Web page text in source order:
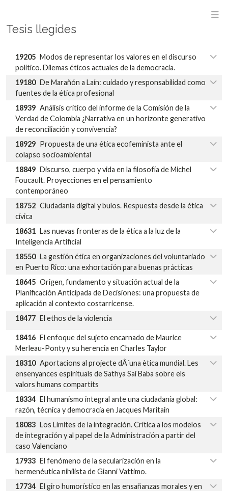
Tesis llegides
19205 Modos de representar los valores en el discurso
político. Dilemas éticos actuales de la democracia.
19180 De Marañón a Laín: cuidado y responsabilidad como
fuentes de la ética profesional
18939 Análisis crítico del informe de la Comisión de la
Verdad de Colombia ¿Narrativa en un horizonte generativo
de reconciliación y convivencia?
18929 Propuesta de una ética ecofeminista ante el
colapso socioambiental
18849 Discurso, cuerpo y vida en la filosofía de Michel
Foucault. Proyecciones en el pensamiento
contemporáneo
18752 Ciudadanía digital y bulos. Respuesta desde la ética
cívica
18631 Las nuevas fronteras de la ética a la luz de la
Inteligencia Artificial
18550 La gestión ética en organizaciones del voluntariado
en Puerto Rico: una exhortación para buenas prácticas
18645 Origen, fundamento y situación actual de la
Planificación Anticipada de Decisiones: una propuesta de
aplicación al contexto costarricense.
18477 El ethos de la violencia
18416 El enfoque del sujeto encarnado de Maurice
Merleau-Ponty y su herencia en Charles Taylor
18310 Aportacions al projecte dÂ´una ètica mundial. Les
ensenyances espirituals de Sathya Sai Baba sobre els
valors humans compartits
18334 El humanismo integral ante una ciudadanía global:
razón, técnica y democracia en Jacques Maritain
18083 Los Límites de la integración. Crítica a los modelos
de integración y al papel de la Administración a partir del
caso Valenciano
17933 El fenómeno de la secularización en la
hermenéutica nihilista de Gianni Vattimo.
17734 El giro humorístico en las ensañanzas morales y en